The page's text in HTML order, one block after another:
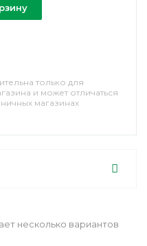
только для
и может отличаться
магазинах
несколько вариантов